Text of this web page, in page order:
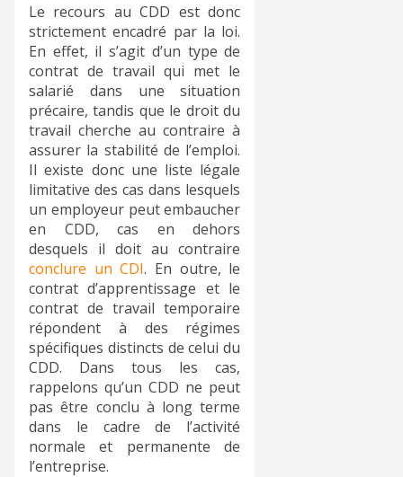
Le recours au CDD est donc
strictement encadré par la loi.
En effet, il s’agit d’un type de
contrat de travail qui met le
salarié dans une situation
précaire, tandis que le droit du
travail cherche au contraire à
assurer la stabilité de l’emploi.
Il existe donc une liste légale
limitative des cas dans lesquels
un employeur peut embaucher
en CDD, cas en dehors
desquels il doit au contraire
conclure un CDI. En outre, le
contrat d’apprentissage et le
contrat de travail temporaire
répondent à des régimes
spécifiques distincts de celui du
CDD. Dans tous les cas,
rappelons qu’un CDD ne peut
pas être conclu à long terme
dans le cadre de l’activité
normale et permanente de
l’entreprise.